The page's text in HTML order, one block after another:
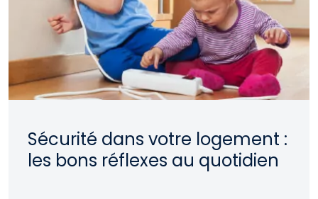
Sécurité dans votre logement :
les bons réflexes au quotidien